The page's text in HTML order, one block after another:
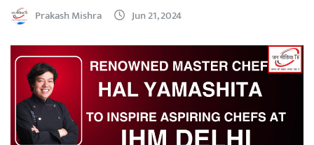
Prakash Mishra Jun 21, 2024